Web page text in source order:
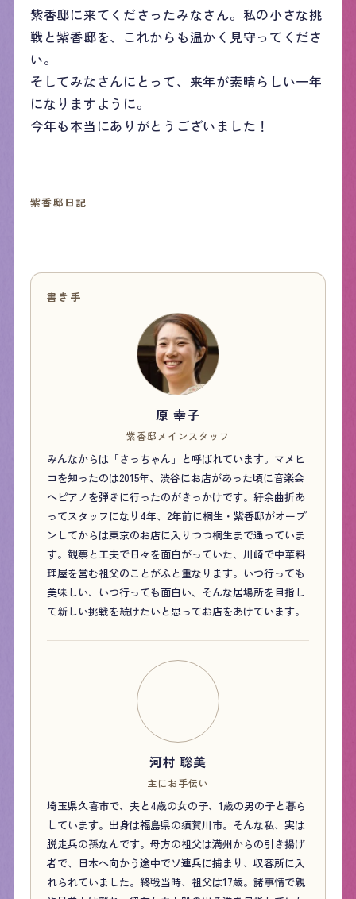
紫香邸に来てくださったみなさん。私の小さな挑
戦と紫香邸を、これからも温かく見守ってくださ
い。
そしてみなさんにとって、来年が素晴らしい一年
になりますように。
今年も本当にありがとうございました！
紫香邸日記
書き手
原 幸子
紫香邸メインスタッフ
みんなからは「さっちゃん」と呼ばれています。マメヒ
コを知ったのは2015年、渋谷にお店があった頃に音楽会
へピアノを弾きに行ったのがきっかけです。紆余曲折あ
ってスタッフになり4年、2年前に桐生・紫香邸がオープ
ンしてからは東京のお店に入りつつ桐生まで通っていま
す。観察と工夫で日々を面白がっていた、川崎で中華料
理屋を営む祖父のことがふと重なります。いつ行っても
美味しい、いつ行っても面白い、そんな居場所を目指し
て新しい挑戦を続けたいと思ってお店をあけています。
河村 聡美
主にお手伝い
埼玉県久喜市で、夫と4歳の女の子、1歳の男の子と暮ら
しています。出身は福島県の須賀川市。そんな私、実は
脱走兵の孫なんです。母方の祖父は満州からの引き揚げ
者で、日本へ向かう途中でソ連兵に捕まり、収容所に入
れられていました。終戦当時、祖父は17歳。諸事情で親